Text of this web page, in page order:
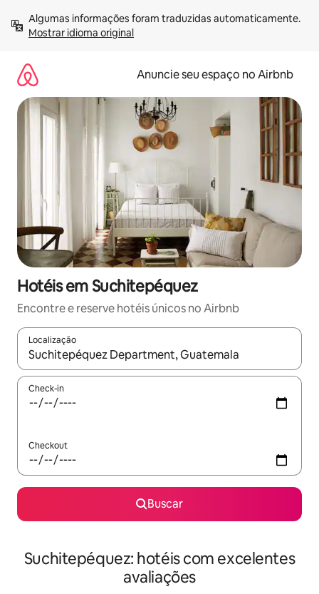
para
Mostrar idioma original
Anuncie seu espaço no Airbnb
Hotéis em Suchitepéquez
Encontre e reserve hotéis únicos no Airbnb
Localização
Quando os resultados estiverem disponíveis, explore-os
Check-in
Checkout
Buscar
Suchitepéquez: hotéis com excelentes
avaliações